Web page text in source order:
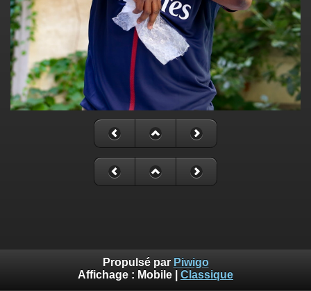
Propulsé par Piwigo
Affichage : Mobile Classique